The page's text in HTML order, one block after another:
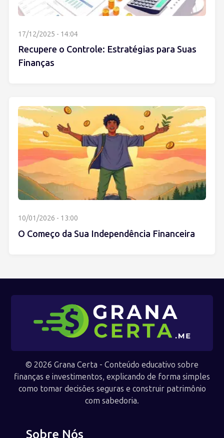
17/12/2025 - 14:04
Recupere o Controle: Estratégias para Suas
Finanças
10/01/2026 - 13:00
O Começo da Sua Independência Financeira
© 2026 Grana Certa - Conteúdo educativo sobre
finanças e investimentos, explicando de forma simples
como tomar decisões seguras e construir patrimônio
com sabedoria.
Sobre Nós